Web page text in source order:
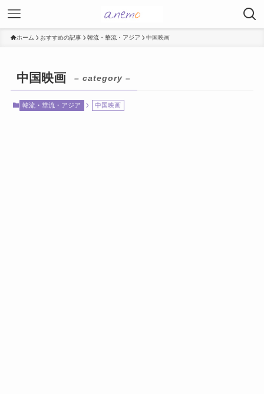
ホーム おすすめの記事 韓流・華流・アジア 中国映画
中国映画 – category –
韓流・華流・アジア 中国映画